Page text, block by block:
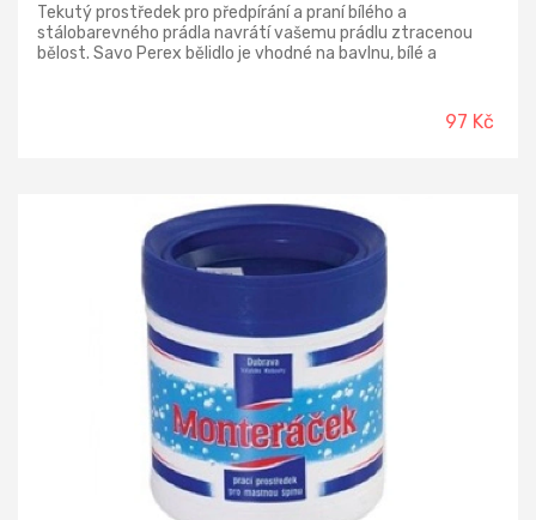
Tekutý prostředek pro předpírání a praní bílého a
stálobarevného prádla navrátí vašemu prádlu ztracenou
bělost. Savo Perex bělidlo je vhodné na bavlnu, bílé a
97 Kč